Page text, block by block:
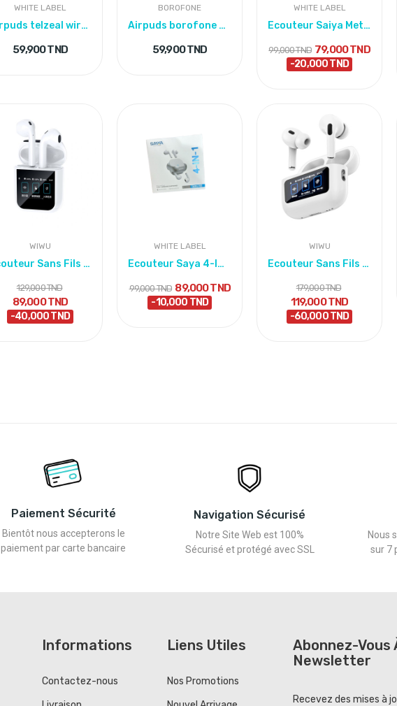
WHITE LABEL
Airpuds telzeal wireless avec Pouchette
59,900 TND
BOROFONE
Airpuds borofone B W58
59,900 TND
WHITE LABEL
Ecouteur Saiya Metal Wireless Mini mt4
99,000 TND 79,000 TND
-20,000 TND
WIWU
Ecouteur Sans Fils Wiwu T24 Hf Sound
129,000 TND
89,000 TND
-40,000 TND
WHITE LABEL
Ecouteur Saya 4-IN-1 Twins Pod Wireless Eadphone
99,000 TND 89,000 TND
-10,000 TND
WIWU
Ecouteur Sans Fils Wiwu Anc
179,000 TND
119,000 TND
-60,000 TND
Paiement Sécurité
Bientôt nous accepterons le
paiement par carte bancaire
Navigation Sécurisé
Notre Site Web est 100%
Sécurisé et protégé avec SSL
Nous
sur 7
Informations
Contactez-nous
Liens Utiles
Nos Promotions
Abonnez-Vous
Newsletter
Recevez des mises à